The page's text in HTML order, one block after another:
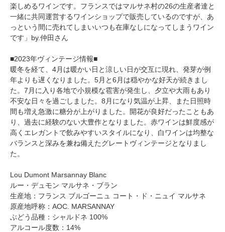
楽しめるワインです。フランスではマルサネ村の26の生産者達と
一緒に共同運営するワインショップで販売しているのですが、あ
っという間に売れてしまいいつも在庫なしになってしまうワイン
です」by.仲田さん
■2023年ヴィンテージ情報■
暖冬を経て、4月は暖かい日と涼しい日が交互に現れ、発芽が例
年よりも遅くなりました。5月と6月は穏やかな好天が続きまし
た。7月に入り各地で小規模な雹害が発生し、夕立や大雨もあり
不安な日々を過ごしました。8月になり気温が上昇、また日照時
間も増え急激に糖分が上がりました。開花が良好だったこともあ
り、過去に経験のない大豊作となりました。赤ワインは鮮度感が
高くエレガントで飲みやすいスタイルになり、白ワインは均整な
バランスと深みを兼ね備えたグレートヴィンテージとなりまし
た。
Lou Dumont Marsannay Blanc
ルー・デュモン マルサネ・ブラン
生産地：フランス ブルゴーニュ コート・ド・ニュイ マルサネ
原産地呼称：AOC. MARSANNAY
ぶどう品種：シャルドネ 100%
アルコール度数：14%